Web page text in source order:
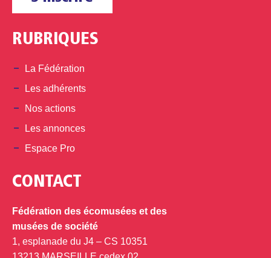
RUBRIQUES
La Fédération
Les adhérents
Nos actions
Les annonces
Espace Pro
CONTACT
Fédération des écomusées et des
musées de société
1, esplanade du J4 – CS 10351